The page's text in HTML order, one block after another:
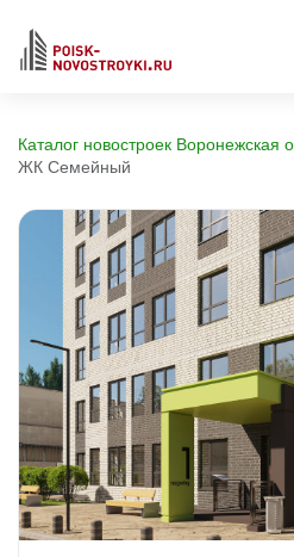
Каталог новостроек Воронежская
ЖК Семейный